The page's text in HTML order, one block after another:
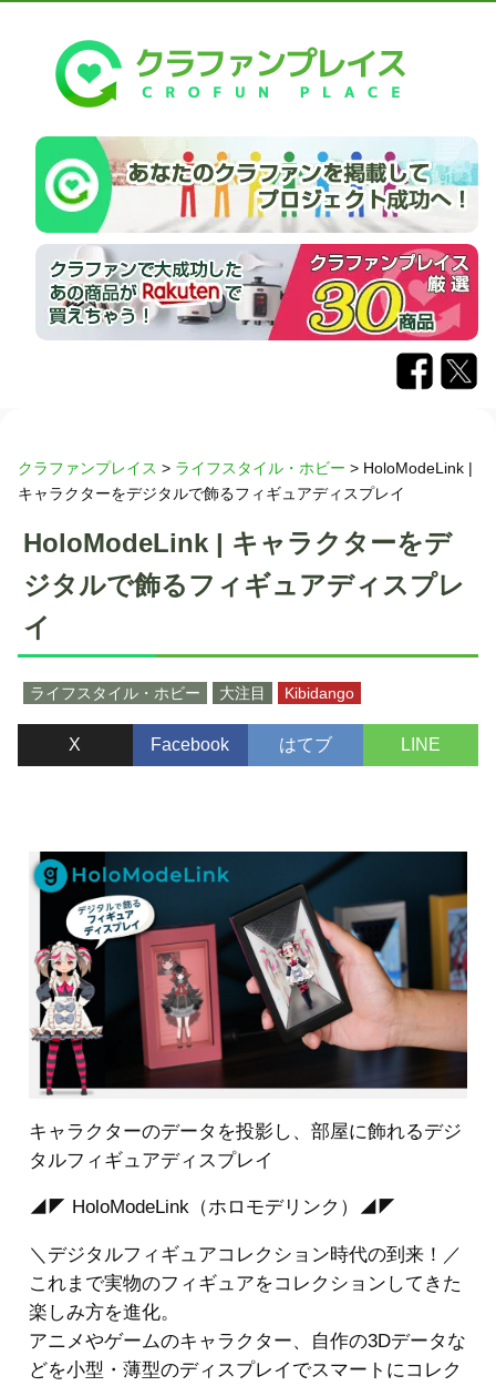
クラファンプレイス > ライフスタイル・ホビー > HoloModeLink |
キャラクターをデジタルで飾るフィギュアディスプレイ
HoloModeLink | キャラクターをデ
ジタルで飾るフィギュアディスプレ
イ
ライフスタイル・ホビー 大注目 Kibidango
X Facebook はてブ LINE
キャラクターのデータを投影し、部屋に飾れるデジ
タルフィギュアディスプレイ
◢◤ HoloModeLink（ホロモデリンク）◢◤
＼デジタルフィギュアコレクション時代の到来！／
これまで実物のフィギュアをコレクションしてきた
楽しみ方を進化。
アニメやゲームのキャラクター、自作の3Dデータな
どを小型・薄型のディスプレイでスマートにコレク